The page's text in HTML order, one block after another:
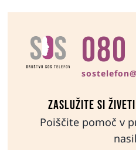
080
Zaslužite si
Poiščite pomoč v